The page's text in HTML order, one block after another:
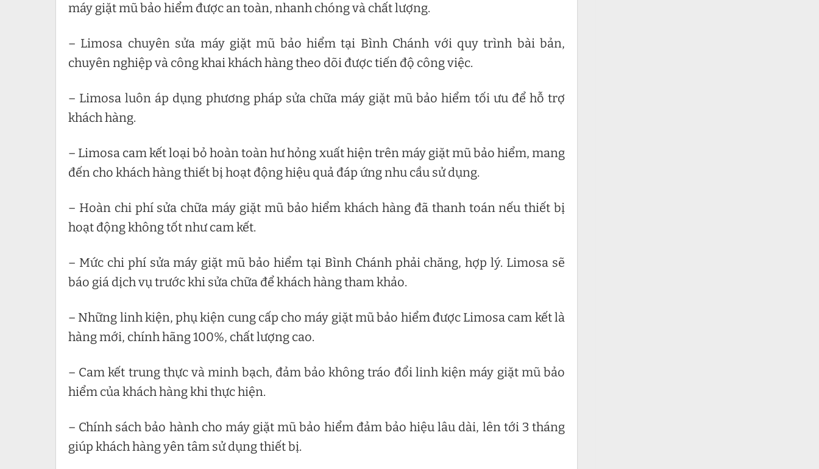
máy giặt mũ bảo hiểm được an toàn, nhanh chóng và chất lượng.
– Limosa chuyên sửa máy giặt mũ bảo hiểm tại Bình Chánh với quy trình bài bản,
chuyên nghiệp và công khai khách hàng theo dõi được tiến độ công việc.
– Limosa luôn áp dụng phương pháp sửa chữa máy giặt mũ bảo hiểm tối ưu để hỗ trợ
khách hàng.
– Limosa cam kết loại bỏ hoàn toàn hư hỏng xuất hiện trên máy giặt mũ bảo hiểm, mang
đến cho khách hàng thiết bị hoạt động hiệu quả đáp ứng nhu cầu sử dụng.
– Hoàn chi phí sửa chữa máy giặt mũ bảo hiểm khách hàng đã thanh toán nếu thiết bị
hoạt động không tốt như cam kết.
– Mức chi phí sửa máy giặt mũ bảo hiểm tại Bình Chánh phải chăng, hợp lý. Limosa sẽ
báo giá dịch vụ trước khi sửa chữa để khách hàng tham khảo.
– Những linh kiện, phụ kiện cung cấp cho máy giặt mũ bảo hiểm được Limosa cam kết là
hàng mới, chính hãng 100%, chất lượng cao.
– Cam kết trung thực và minh bạch, đảm bảo không tráo đổi linh kiện máy giặt mũ bảo
hiểm của khách hàng khi thực hiện.
– Chính sách bảo hành cho máy giặt mũ bảo hiểm đảm bảo hiệu lâu dài, lên tới 3 tháng
giúp khách hàng yên tâm sử dụng thiết bị.